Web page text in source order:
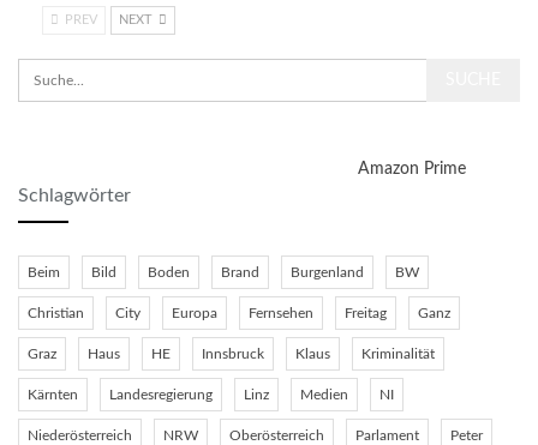
PREV NEXT
Amazon Prime
Schlagwörter
Beim Bild Boden Brand Burgenland BW
Christian City Europa Fernsehen Freitag Ganz
Graz Haus HE Innsbruck Klaus Kriminalität
Kärnten Landesregierung Linz Medien NI
Niederösterreich NRW Oberösterreich Parlament Peter